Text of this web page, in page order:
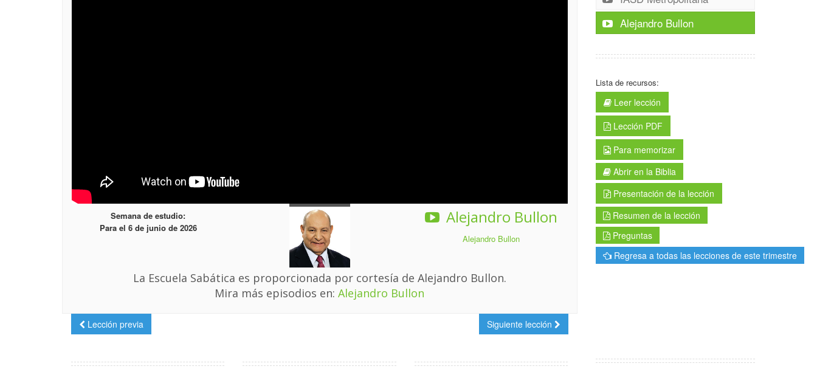
Semana de estudio:
Para el 6 de junio de 2026
Alejandro Bullon
Alejandro Bullon
La Escuela Sabática es proporcionada por cortesía de Alejandro Bullon.
Mira más episodios en:Alejandro Bullon
Lección previa Siguiente lección
Alejandro Bullon
Lista de recursos:
Leer lección
Lección PDF
Para memorizar
Abrir en la Biblia
Presentación de la lección
Resumen de la lección
Preguntas
Regresa a todas las lecciones de este trimestre